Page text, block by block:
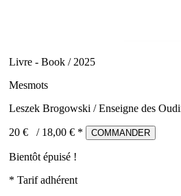
Livre - Book / 2025
Mesmots
Leszek Brogowski / Enseigne des
20 € / 18,00 € * COMMANDER
Bientôt épuisé !
* Tarif adhérent